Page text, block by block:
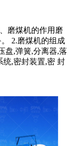
磨煤机的作用磨
2.磨煤机的组成
盘,弹簧,分离器,落
统,密封装置,密 封